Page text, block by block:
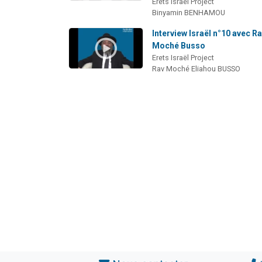
Binyamin BENHAMOU
Interview Israël n°10 avec
Moché Busso
Erets Israël Project
Rav Moché Eliahou BUSSO